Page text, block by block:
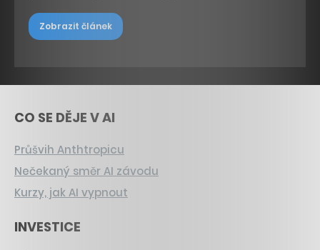
Zobrazit článek
CO SE DĚJE V AI
Průšvih Anthtropicu
Nečekaný směr AI závodu
Kurzy, jak AI vypnout
INVESTICE